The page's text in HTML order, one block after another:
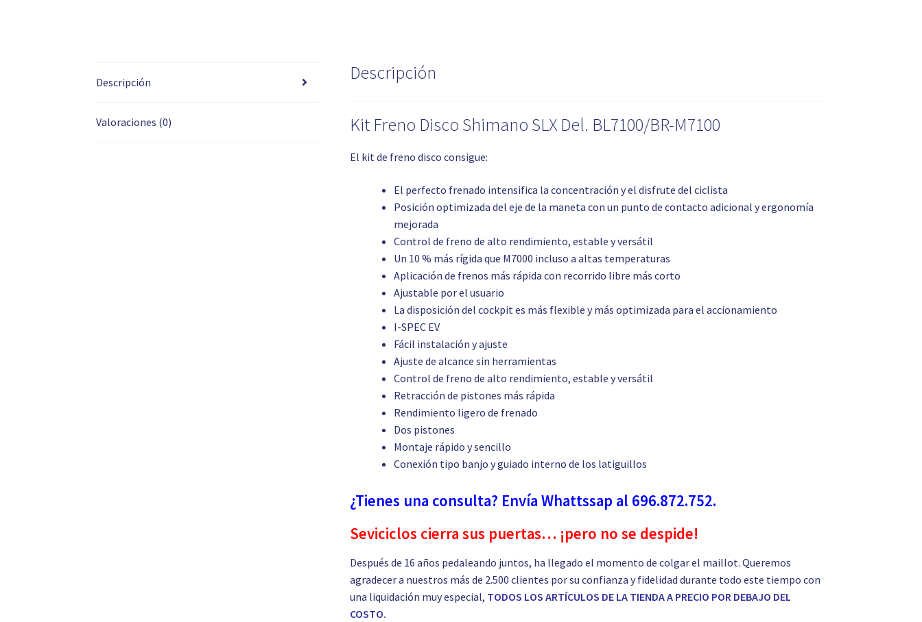
Descripción
Valoraciones (0)
Descripción
Kit Freno Disco Shimano SLX Del. BL7100/BR-M7100
El kit de freno disco consigue:
El perfecto frenado intensifica la concentración y el disfrute del ciclista
Posición optimizada del eje de la maneta con un punto de contacto adicional y ergonomía
mejorada
Control de freno de alto rendimiento, estable y versátil
Un 10 % más rígida que M7000 incluso a altas temperaturas
Aplicación de frenos más rápida con recorrido libre más corto
Ajustable por el usuario
La disposición del cockpit es más flexible y más optimizada para el accionamiento
I-SPEC EV
Fácil instalación y ajuste
Ajuste de alcance sin herramientas
Control de freno de alto rendimiento, estable y versátil
Retracción de pistones más rápida
Rendimiento ligero de frenado
Dos pistones
Montaje rápido y sencillo
Conexión tipo banjo y guiado interno de los latiguillos
¿Tienes una consulta? Envía Whattssap al 696.872.752.
Seviciclos cierra sus puertas… ¡pero no se despide!
Después de 16 años pedaleando juntos, ha llegado el momento de colgar el maillot. Queremos
agradecer a nuestros más de 2.500 clientes por su confianza y fidelidad durante todo este tiempo con
una liquidación muy especial, TODOS LOS ARTÍCULOS DE LA TIENDA A PRECIO POR DEBAJO DEL
COSTO.